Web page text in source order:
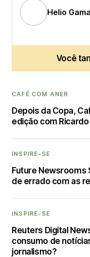
Helio
Você
CAFÉ COM ANER
Depois da Copa,
edição com
INSPIRE-SE
Future Newsrooms
de errado com as
INSPIRE-SE
Reuters Digital
consumo de
jornalismo?